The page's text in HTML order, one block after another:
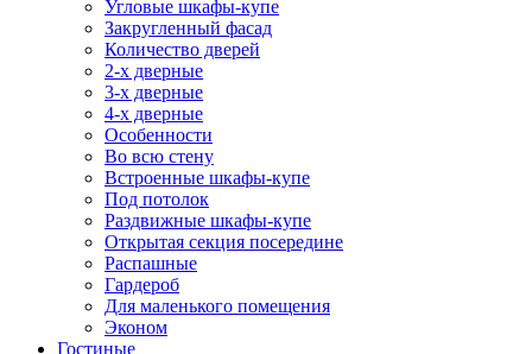
Угловые шкафы-купе
Закругленный фасад
Количество дверей
2-х дверные
3-х дверные
4-х дверные
Особенности
Во всю стену
Встроенные шкафы-купе
Под потолок
Раздвижные шкафы-купе
Открытая секция посередине
Распашные
Гардероб
Для маленького помещения
Эконом
Гостиные